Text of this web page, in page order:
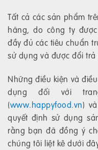
Tất cả các sản phẩm
hãng, do công ty
đầy đủ các tiêu chuẩn
sử dụng và được đổi
Những điều kiện và
dụng đối với
(www.happyfood.vn)
quyết định sử dụng
rằng bạn đã đồng ý
chúng tôi liệt kê dưới